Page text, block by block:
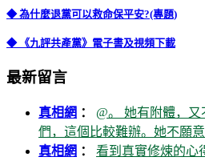
◆ 為什麼退黨可以救命保平安?(專題)
◆ 《九評共產黨》電子書及視頻下載
最新留言
真相網 ： @。 她有附體，
們，這個比較難辦。她不願
真相網 ： 看到真實修煉的心